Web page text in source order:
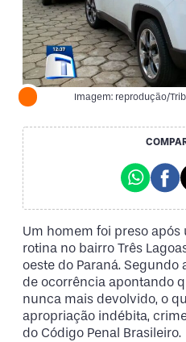
Imagem: reprodução/
Um homem foi preso
rotina no bairro Três
oeste do Paraná.
de ocorrência apontando
nunca mais devolvido, o
apropriação indébita,
do Código Penal Brasileiro.